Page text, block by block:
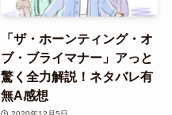
「ザ・ホーンティング・オ
ブ・ブライマナー」アっと
驚く全力解説！ネタバレ有
無A感想